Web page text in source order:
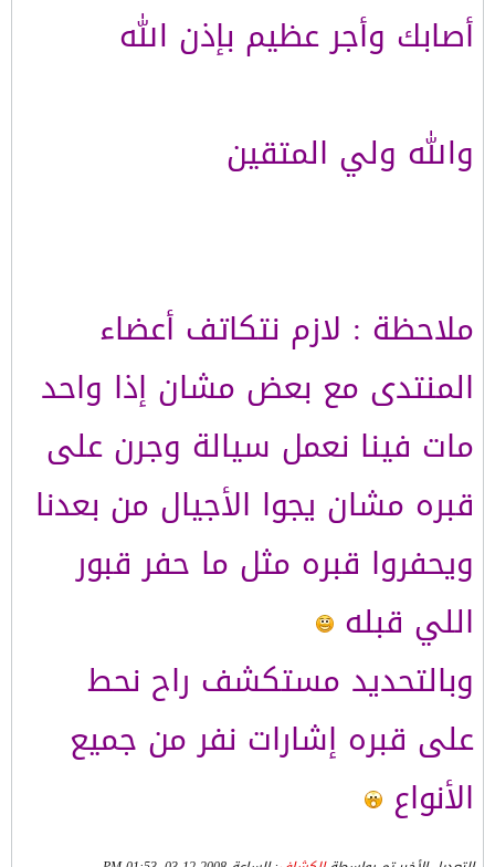
أصابك وأجر عظيم بإذن الله
والله ولي المتقين
ملاحظة : لازم نتكاتف أعضاء
المنتدى مع بعض مشان إذا واحد
مات فينا نعمل سيالة وجرن على
قبره مشان يجوا الأجيال من بعدنا
ويحفروا قبره مثل ما حفر قبور
اللي قبله
وبالتحديد مستكشف راح نحط
على قبره إشارات نفر من جميع
الأنواع